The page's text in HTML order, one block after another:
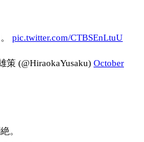
pic.twitter.com/CTBSEnLtuU
策 (@HiraokaYusaku) October
。